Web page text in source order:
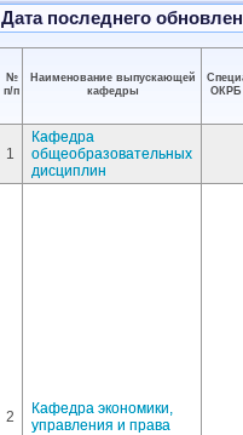
Дата последнего
№
п/п
Наименование выпускающей
кафедры
ОКРБ
1
Кафедра
общеобразовательных
дисциплин
2
Кафедра экономики,
управления и права